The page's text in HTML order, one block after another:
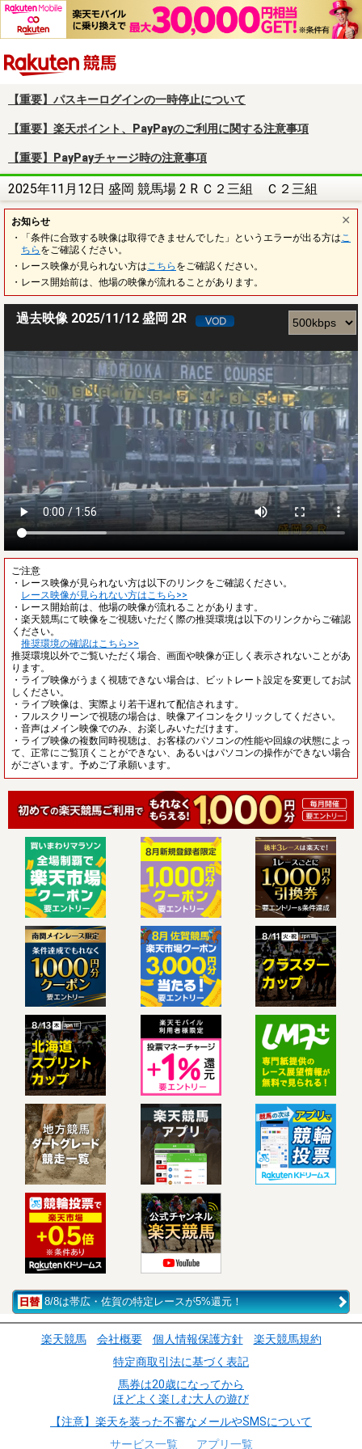
【重要】パスキーログインの一時停止について
【重要】楽天ポイント、PayPayのご利用に関する注意事項
【重要】PayPayチャージ時の注意事項
2025年11月12日 盛岡 競馬場 2 R Ｃ２三組 Ｃ２三組
お知らせ
・「条件に合致する映像は取得できませんでした」というエラーが出る方は こ
ちら をご確認ください。
・レース映像が見られない方は こちら をご確認ください。
・レース開始前は、他場の映像が流れることがあります。
過去映像 2025/11/12 盛岡 2R
ご注意
・レース映像が見られない方は以下のリンクをご確認ください。
レース映像が見られない方はこちら>>
・レース開始前は、他場の映像が流れることがあります。
・楽天競馬にて映像をご視聴いただく際の推奨環境は以下のリンクからご確認
ください。
推奨環境の確認はこちら>>
推奨環境以外でご覧いただく場合、画面や映像が正しく表示されないことがあ
ります。
・ライブ映像がうまく視聴できない場合は、ビットレート設定を変更してお試
しください。
・ライブ映像は、実際より若干遅れて配信されます。
・フルスクリーンで視聴の場合は、映像アイコンをクリックしてください。
・音声はメイン映像でのみ、お楽しみいただけます。
・ライブ映像の複数同時視聴は、お客様のパソコンの性能や回線の状態によっ
て、正常にご覧頂くことができない、あるいはパソコンの操作ができない場合
がございます。予めご了承願います。
8/8は帯広・佐賀の特定レースが5%還元！
楽天競馬 会社概要 個人情報保護方針
楽天競馬規約
特定商取引法に基づく表記
馬券は20歳になってから
ほどよく楽しむ大人の遊び
【注意】楽天を装った不審なメールやSMSについて
サービス一覧
アプリ一覧